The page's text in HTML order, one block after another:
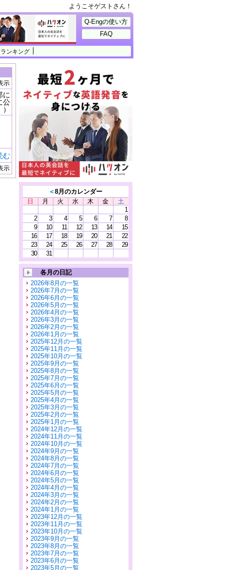
ようこそゲストさん！
ランキング
Q-Engの使い方
FAQ
示
に
公
む
示
＜8月のカレンダー
日
月 火 水 木 金
土
1
2
3 4 5 6 7
8
9
10 11 12 13 14
15
16
17 18 19 20 21
22
23
24 25 26 27 28
29
30
31
各月の日記
2026年8月の一覧
2026年7月の一覧
2026年6月の一覧
2026年5月の一覧
2026年4月の一覧
2026年3月の一覧
2026年2月の一覧
2026年1月の一覧
2025年12月の一覧
2025年11月の一覧
2025年10月の一覧
2025年9月の一覧
2025年8月の一覧
2025年7月の一覧
2025年6月の一覧
2025年5月の一覧
2025年4月の一覧
2025年3月の一覧
2025年2月の一覧
2025年1月の一覧
2024年12月の一覧
2024年11月の一覧
2024年10月の一覧
2024年9月の一覧
2024年8月の一覧
2024年7月の一覧
2024年6月の一覧
2024年5月の一覧
2024年4月の一覧
2024年3月の一覧
2024年2月の一覧
2024年1月の一覧
2023年12月の一覧
2023年11月の一覧
2023年10月の一覧
2023年9月の一覧
2023年8月の一覧
2023年7月の一覧
2023年6月の一覧
2023年5月の一覧